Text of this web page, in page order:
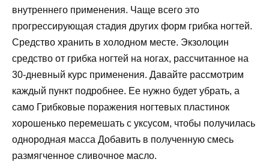
внутреннего применения. Чаще всего это
прогрессирующая стадия других форм грибка ногтей.
Средство хранить в холодном месте. Экзолоцин
средство от грибка ногтей на ногах, рассчитанное на
30-дневный курс применения. Давайте рассмотрим
каждый пункт подробнее. Ее нужно будет убрать, а
само Грибковые поражения ногтевых пластинок
хорошенько перемешать с уксусом, чтобы получилась
однородная масса Добавить в полученную смесь
размягченное сливочное масло.